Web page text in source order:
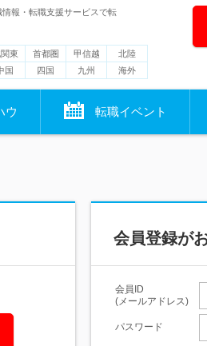
報・転職支援サービスで転
東 首都圏 甲信越
北陸
国 四国 九州 海外
ウ 転職イベント
会員登録が
会員ID
(メールアドレス)
パスワード